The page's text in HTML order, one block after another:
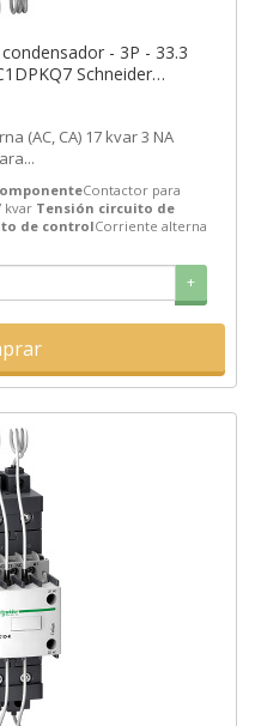
- 3P - 33.3
Schneider
Contactor para
kvar Tensión circuito de
de controlCorriente alterna
+